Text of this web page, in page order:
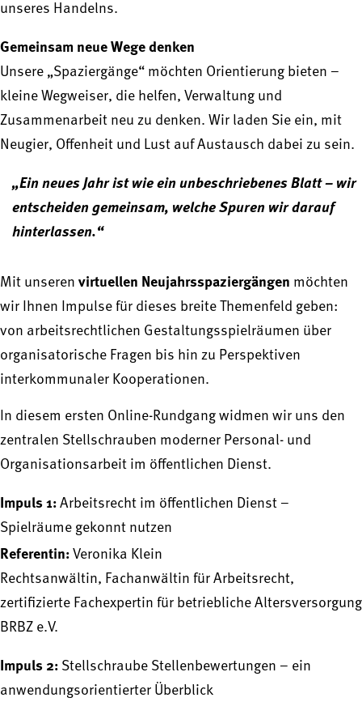
unseres Handelns.
Gemeinsam neue Wege denken
Unsere „Spaziergänge“ möchten Orientierung bieten –
kleine Wegweiser, die helfen, Verwaltung und
Zusammenarbeit neu zu denken. Wir laden Sie ein, mit
Neugier, Offenheit und Lust auf Austausch dabei zu sein.
„Ein neues Jahr ist wie ein unbeschriebenes Blatt – wir
entscheiden gemeinsam, welche Spuren wir darauf
hinterlassen.“
Mit unseren virtuellen Neujahrsspaziergängen möchten
wir Ihnen Impulse für dieses breite Themenfeld geben:
von arbeitsrechtlichen Gestaltungsspielräumen über
organisatorische Fragen bis hin zu Perspektiven
interkommunaler Kooperationen.
In diesem ersten Online-Rundgang widmen wir uns den
zentralen Stellschrauben moderner Personal- und
Organisationsarbeit im öffentlichen Dienst.
Impuls 1: Arbeitsrecht im öffentlichen Dienst –
Spielräume gekonnt nutzen
Referentin: Veronika Klein
Rechtsanwältin, Fachanwältin für Arbeitsrecht,
zertifizierte Fachexpertin für betriebliche Altersversorgung
BRBZ e.V.
Impuls 2: Stellschraube Stellenbewertungen – ein
anwendungsorientierter Überblick